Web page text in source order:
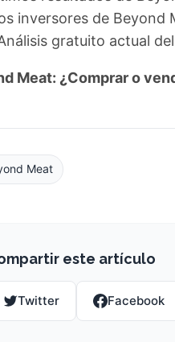
inversores de Beyond
gratuito actual
Meat: ¿Comprar o
Meat
este artículo
Twitter Facebook